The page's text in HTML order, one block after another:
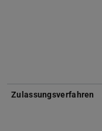
Zulassungsverfahren